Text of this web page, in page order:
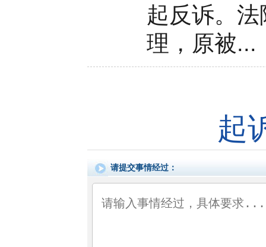
起反诉。
理，原被...
起
请提交事情经过：